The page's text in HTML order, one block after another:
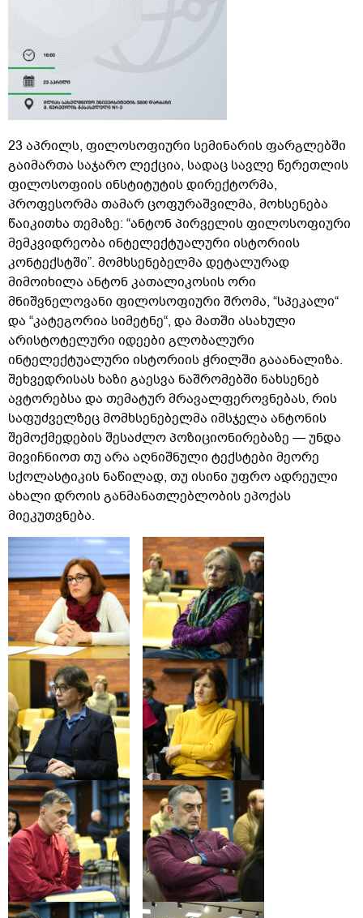
23 აპრილს, ფილოსოფიური სემინარის ფარგლებში
გაიმართა საჯარო ლექცია, სადაც სავლე წერეთლის
ფილოსოფიის ინსტიტუტის დირექტორმა,
პროფესორმა თამარ ცოფურაშვილმა, მოხსენება
წაიკითხა თემაზე: “ანტონ პირველის ფილოსოფიური
მემკვიდრეობა ინტელექტუალური ისტორიის
კონტექსტში”. მომხსენებელმა დეტალურად
მიმოიხილა ანტონ კათალიკოსის ორი
მნიშვნელოვანი ფილოსოფიური შრომა, “სპეკალი“
და “კატეგორია სიმეტნე“, და მათში ასახული
არისტოტელური იდეები გლობალური
ინტელექტუალური ისტორიის ჭრილში გააანალიზა.
შეხვედრისას ხაზი გაესვა ნაშრომებში ნახსენებ
ავტორებსა და თემატურ მრავალფეროვნებას, რის
საფუძველზეც მომხსენებელმა იმსჯელა ანტონის
შემოქმედების შესაძლო პოზიციონირებაზე — უნდა
მივიჩნიოთ თუ არა აღნიშნული ტექსტები მეორე
სქოლასტიკის ნაწილად, თუ ისინი უფრო ადრეული
ახალი დროის განმანათლებლობის ეპოქას
მიეკუთვნება.